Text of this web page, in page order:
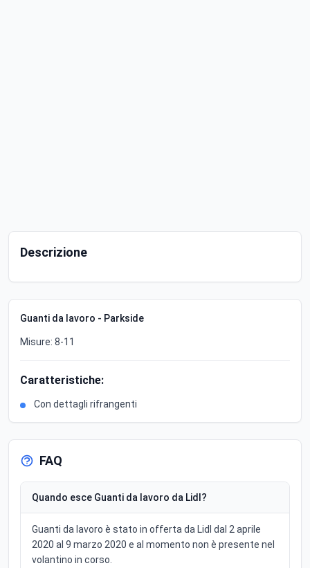
Descrizione
Guanti da lavoro - Parkside
Misure: 8-11
Caratteristiche:
Con dettagli rifrangenti
FAQ
Quando esce Guanti da lavoro da Lidl?
Guanti da lavoro è stato in offerta da Lidl dal 2 aprile
2020 al 9 marzo 2020 e al momento non è presente nel
volantino in corso.